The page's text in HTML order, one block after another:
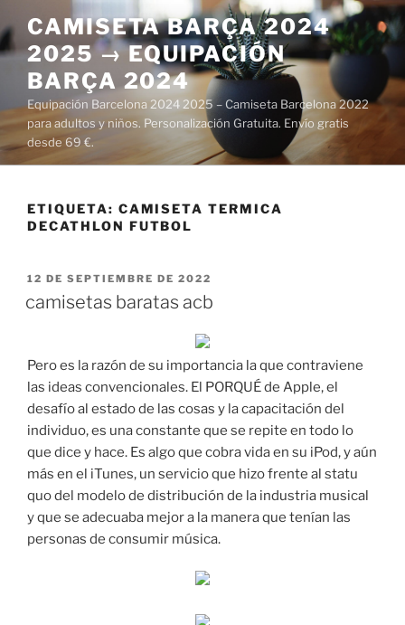
al
contenido
CAMISETA BARÇA 2024
2025 → EQUIPACIÓN
BARÇA 2024
Equipación Barcelona 2024 2025 – Camiseta Barcelona 2022
para adultos y niños. Personalización Gratuita. Envío gratis
desde 69 €.
ETIQUETA: CAMISETA TERMICA
DECATHLON FUTBOL
PUBLICADO
12 DE SEPTIEMBRE DE 2022
camisetas baratas acb
Pero es la razón de su importancia la que contraviene
las ideas convencionales. El PORQUÉ de Apple, el
desafío al estado de las cosas y la capacitación del
individuo, es una constante que se repite en todo lo
que dice y hace. Es algo que cobra vida en su iPod, y aún
más en el iTunes, un servicio que hizo frente al statu
quo del modelo de distribución de la industria musical
y que se adecuaba mejor a la manera que tenían las
personas de consumir música.